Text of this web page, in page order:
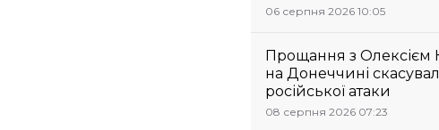
06 серпня 2026 10:05
Прощання з
на Донеччині
російської атаки
08 серпня 2026 07:23